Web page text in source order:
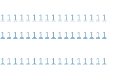
1 1 1 1 1 1 1 1 1 1 1 1 1 1 1 1 1
1 1 1 1 1 1 1 1 1 1 1 1 1 1 1 1 1
1 1 1 1 1 1 1 1 1 1 1 1 1 1 1 1 1